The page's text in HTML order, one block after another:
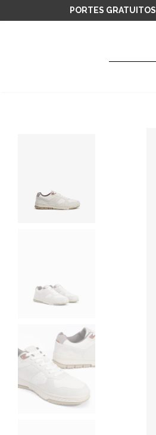
PORTES GRATUITOS